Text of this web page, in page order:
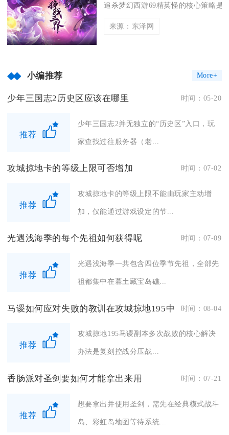
追杀梦幻西游69精英怪的核心策略是
来源：东泽网
小编推荐 More+
少年三国志2历史区应该在哪里 时间：05-20
推荐
少年三国志2并无独立的“历史区”入口，玩
家查找过往服务器（老...
攻城掠地卡的等级上限可否增加 时间：07-02
推荐
攻城掠地卡的等级上限不能由玩家主动增
加，仅能通过游戏设定的节...
光遇浅海季的每个先祖如何获得呢 时间：07-09
推荐
光遇浅海季一共包含四位季节先祖，全部先
祖都集中在暮土藏宝岛礁...
马谡如何应对失败的教训在攻城掠地195中 时间：08-04
推荐
攻城掠地195马谡副本多次战败的核心解决
办法是复刻控战分压战...
香肠派对圣剑要如何才能拿出来用 时间：07-21
推荐
想要拿出并使用圣剑，需先在经典模式战斗
岛、彩虹岛地图等待系统...